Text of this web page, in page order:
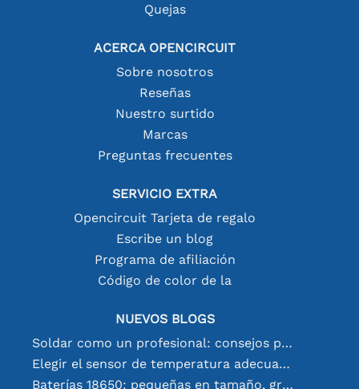
Quejas
ACERCA OPENCIRCUIT
Sobre nosotros
Reseñas
Nuestro surtido
Marcas
Preguntas frecuentes
SERVICIO EXTRA
Opencircuit Tarjeta de regalo
Escribe un blog
Programa de afiliación
Código de color de la
NUEVOS BLOGS
Soldar como un profesional: consejos para conexiones electrónicas perfectas
Elegir el sensor de temperatura adecuado [youtube]
Baterías 18650: pequeñas en tamaño, grandes en rendimiento